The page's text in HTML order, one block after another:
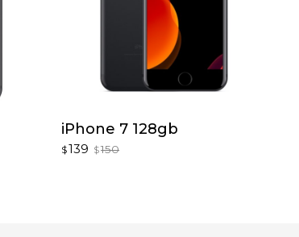
iPhone 7 128gb
$150
Original
$139
Current